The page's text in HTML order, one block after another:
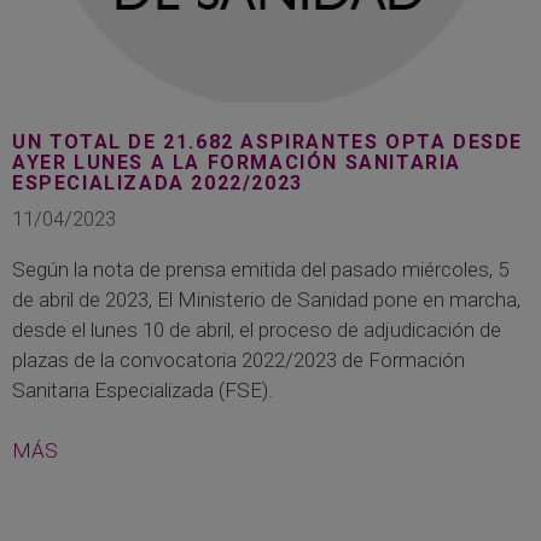
UN TOTAL DE 21.682 ASPIRANTES OPTA DESDE
AYER LUNES A LA FORMACIÓN SANITARIA
ESPECIALIZADA 2022/2023
11/04/2023
Según la nota de prensa emitida del pasado miércoles, 5
de abril de 2023, El Ministerio de Sanidad pone en marcha,
desde el lunes 10 de abril, el proceso de adjudicación de
plazas de la convocatoria 2022/2023 de Formación
Sanitaria Especializada (FSE).
MÁS